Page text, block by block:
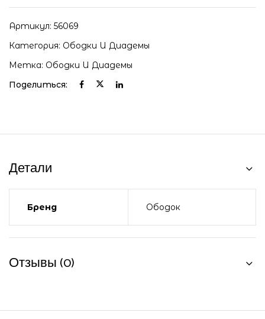
Артикул: 56069
Категория: Ободки И Диадемы
Метка: Ободки И Диадемы
Поделиться:
Детали
Бренд Ободок
Отзывы (0)